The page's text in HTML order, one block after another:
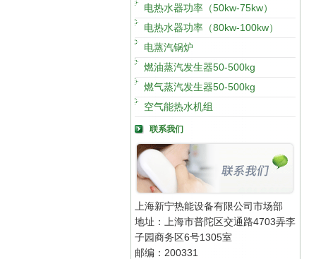
电热水器功率（50kw-75kw）
电热水器功率（80kw-100kw）
电蒸汽锅炉
燃油蒸汽发生器50-500kg
燃气蒸汽发生器50-500kg
空气能热水机组
联系我们
上海新宁热能设备有限公司市场部
地址：上海市普陀区交通路4703弄李
子园商务区6号1305室
邮编：200331